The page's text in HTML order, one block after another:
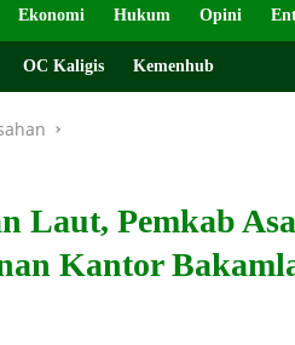
Ekonomi Hukum Opini
OC Kaligis Kemenhub
Laut, Pemkab
Kantor